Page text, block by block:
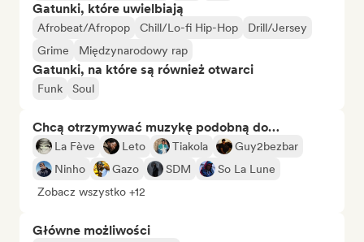
Gatunki, które uwielbiają
Afrobeat/Afropop Chill/Lo-fi Hip-Hop
Drill/Jersey
Grime
Międzynarodowy rap
Gatunki, na które są również otwarci
Funk Soul
Chcą otrzymywać muzykę podobną do…
La Fève Leto Tiakola
Guy2bezbar
Ninho
Gazo SDM
So La Lune
Zobacz wszystko +12
Główne możliwości